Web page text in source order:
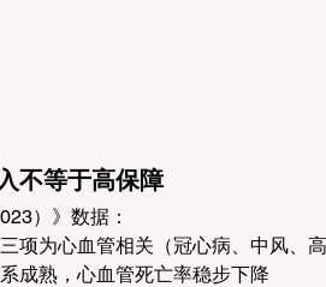
不等于高保障
）》数据：
项为心血管相关（冠心病、中风、高
成熟，心血管死亡率稳步下降